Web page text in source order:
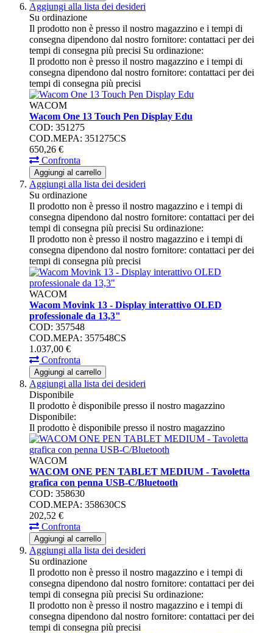
Aggiungi alla lista dei desideri
Su ordinazione
Il prodotto non è presso il nostro magazzino e i tempi di
consegna dipendono dal nostro fornitore: contattaci per dei
tempi di consegna più precisi Su ordinazione:
Il prodotto non è presso il nostro magazzino e i tempi di
consegna dipendono dal nostro fornitore: contattaci per dei
tempi di consegna più precisi
WACOM
Wacom One 13 Touch Pen Display Edu
COD: 351275
COD.MEPA: 351275CS
650,26 €
Confronta
Aggiungi al carrello
Aggiungi alla lista dei desideri
Su ordinazione
Il prodotto non è presso il nostro magazzino e i tempi di
consegna dipendono dal nostro fornitore: contattaci per dei
tempi di consegna più precisi Su ordinazione:
Il prodotto non è presso il nostro magazzino e i tempi di
consegna dipendono dal nostro fornitore: contattaci per dei
tempi di consegna più precisi
WACOM
Wacom Movink 13 - Display interattivo OLED
professionale da 13,3"
COD: 357548
COD.MEPA: 357548CS
1.037,00 €
Confronta
Aggiungi al carrello
Aggiungi alla lista dei desideri
Disponibile
Il prodotto è disponibile presso il nostro magazzino
Disponibile:
Il prodotto è disponibile presso il nostro magazzino
WACOM
WACOM ONE PEN TABLET MEDIUM - Tavoletta
grafica con penna USB-C/Bluetooth
COD: 358630
COD.MEPA: 358630CS
202,52 €
Confronta
Aggiungi al carrello
Aggiungi alla lista dei desideri
Su ordinazione
Il prodotto non è presso il nostro magazzino e i tempi di
consegna dipendono dal nostro fornitore: contattaci per dei
tempi di consegna più precisi Su ordinazione:
Il prodotto non è presso il nostro magazzino e i tempi di
consegna dipendono dal nostro fornitore: contattaci per dei
tempi di consegna più precisi